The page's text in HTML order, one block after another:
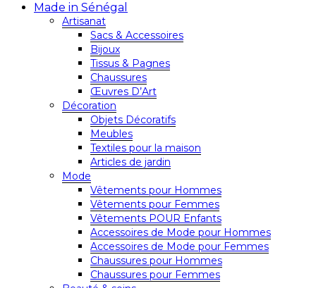
Made in Sénégal
Artisanat
Sacs & Accessoires
Bijoux
Tissus & Pagnes
Chaussures
Œuvres D’Art
Décoration
Objets Décoratifs
Meubles
Textiles pour la maison
Articles de jardin
Mode
Vêtements pour Hommes
Vêtements pour Femmes
Vêtements POUR Enfants
Accessoires de Mode pour Hommes
Accessoires de Mode pour Femmes
Chaussures pour Hommes
Chaussures pour Femmes